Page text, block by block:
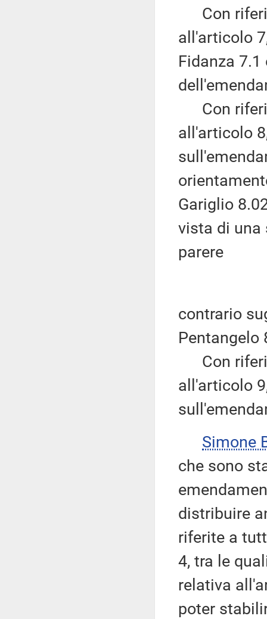
Con
all'articolo
Fidanza
Con
all'articolo
Gariglio
vista di una
parere
contrario
Pentangelo
Con
all'articolo
Simone
che sono
distribuire
riferite a
4, tra le
relativa
poter